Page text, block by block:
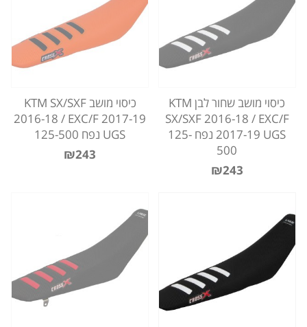
כיסוי מושב שחור לבן KTM
SX/SXF 2016-18 / EXC/F
2017-19 UGS נפח 125-
500
₪243
כיסוי מושב KTM SX/SXF
2016-18 / EXC/F 2017-19
UGS נפח 125-500
₪243